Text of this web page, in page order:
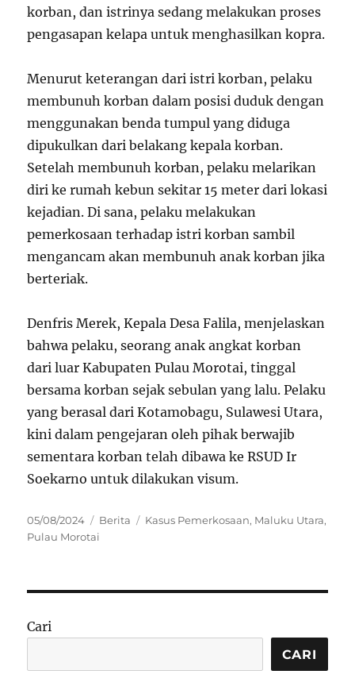
korban, dan istrinya sedang melakukan proses
pengasapan kelapa untuk menghasilkan kopra.
Menurut keterangan dari istri korban, pelaku
membunuh korban dalam posisi duduk dengan
menggunakan benda tumpul yang diduga
dipukulkan dari belakang kepala korban.
Setelah membunuh korban, pelaku melarikan
diri ke rumah kebun sekitar 15 meter dari lokasi
kejadian. Di sana, pelaku melakukan
pemerkosaan terhadap istri korban sambil
mengancam akan membunuh anak korban jika
berteriak.
Denfris Merek, Kepala Desa Falila, menjelaskan
bahwa pelaku, seorang anak angkat korban
dari luar Kabupaten Pulau Morotai, tinggal
bersama korban sejak sebulan yang lalu. Pelaku
yang berasal dari Kotamobagu, Sulawesi Utara,
kini dalam pengejaran oleh pihak berwajib
sementara korban telah dibawa ke RSUD Ir
Soekarno untuk dilakukan visum.
Posted
on
05/08/2024 Categories
Berita Tags
Kasus Pemerkosaan, Maluku Utara,
Pulau Morotai
Cari
CARI